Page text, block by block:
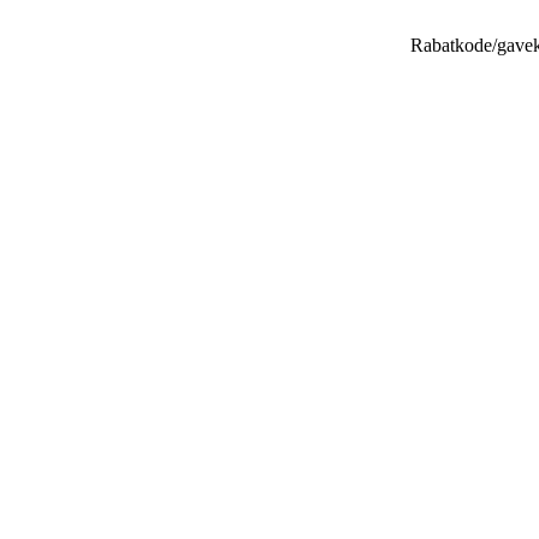
Rabatkode/